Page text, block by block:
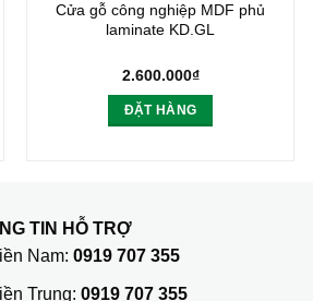
Cửa gỗ công nghiệp MDF phủ
laminate KD.GL
2.600.000₫
ĐẶT HÀNG
TIN HỖ TRỢ
Nam: 0919 707 355
Trung: 0919 707 355